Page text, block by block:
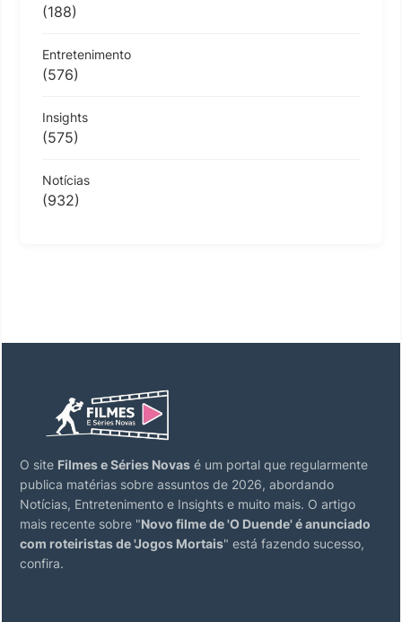
(188)
Entretenimento
(576)
Insights
(575)
Notícias
(932)
O site Filmes e Séries Novas é um portal que regularmente
publica matérias sobre assuntos de 2026, abordando
Notícias, Entretenimento e Insights e muito mais. O artigo
mais recente sobre "Novo filme de 'O Duende' é anunciado
com roteiristas de 'Jogos Mortais" está fazendo sucesso,
confira.